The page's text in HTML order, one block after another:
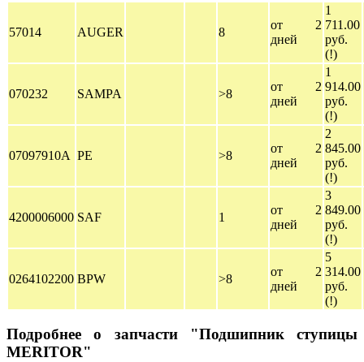
57014 AUGER 8
от 2
дней
1
711.00
руб.
(!)
070232 SAMPA >8
от 2
дней
1
914.00
руб.
(!)
07097910A PE >8
от 2
дней
2
845.00
руб.
(!)
4200006000 SAF 1
от 2
дней
3
849.00
руб.
(!)
0264102200 BPW >8
от 2
дней
5
314.00
руб.
(!)
Подробнее о запчасти "Подшипник ступицы
MERITOR"